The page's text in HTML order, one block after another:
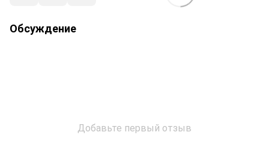
Обсуждение
Добавьте первый отзыв